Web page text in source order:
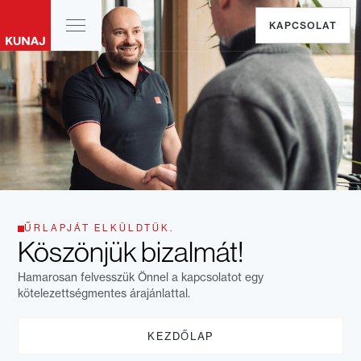
KAPCSOLAT
ŰRLAPJÁT ELKÜLDTÜK.
Köszönjük bizalmát!
Hamarosan felvesszük Önnel a kapcsolatot egy
kötelezettségmentes árajánlattal.
KEZDŐLAP